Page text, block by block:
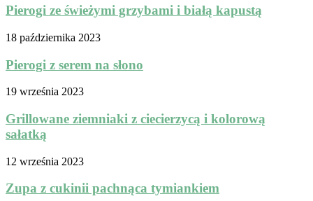
Pierogi ze świeżymi grzybami i białą kapustą
18 października 2023
Pierogi z serem na słono
19 września 2023
Grillowane ziemniaki z ciecierzycą i kolorową
sałatką
12 września 2023
Zupa z cukinii pachnąca tymiankiem